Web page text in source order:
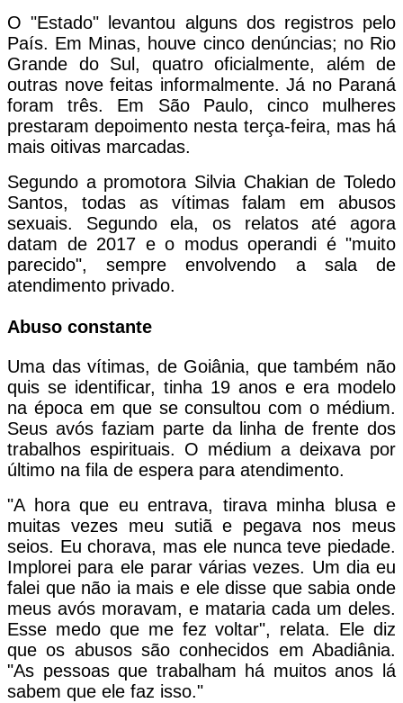
O "Estado" levantou alguns dos registros pelo
País. Em Minas, houve cinco denúncias; no Rio
Grande do Sul, quatro oficialmente, além de
outras nove feitas informalmente. Já no Paraná
foram três. Em São Paulo, cinco mulheres
prestaram depoimento nesta terça-feira, mas há
mais oitivas marcadas.
Segundo a promotora Silvia Chakian de Toledo
Santos, todas as vítimas falam em abusos
sexuais. Segundo ela, os relatos até agora
datam de 2017 e o modus operandi é "muito
parecido", sempre envolvendo a sala de
atendimento privado.
Abuso constante
Uma das vítimas, de Goiânia, que também não
quis se identificar, tinha 19 anos e era modelo
na época em que se consultou com o médium.
Seus avós faziam parte da linha de frente dos
trabalhos espirituais. O médium a deixava por
último na fila de espera para atendimento.
"A hora que eu entrava, tirava minha blusa e
muitas vezes meu sutiã e pegava nos meus
seios. Eu chorava, mas ele nunca teve piedade.
Implorei para ele parar várias vezes. Um dia eu
falei que não ia mais e ele disse que sabia onde
meus avós moravam, e mataria cada um deles.
Esse medo que me fez voltar", relata. Ele diz
que os abusos são conhecidos em Abadiânia.
"As pessoas que trabalham há muitos anos lá
sabem que ele faz isso."